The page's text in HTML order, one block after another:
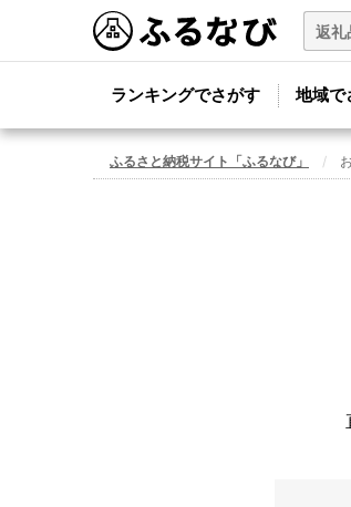
ランキングでさがす 地域で
ふるさと納税サイト「ふるなび」